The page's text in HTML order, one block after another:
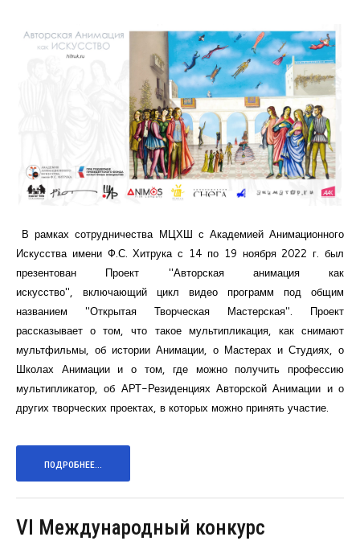
Доп. образование
Курсы повышения квалификации
Центр непрерывного образования
Творческий инкубатор
В рамках сотрудничества МЦХШ с Академией Анимационного
Искусства имени Ф.С. Хитрука с 14 по 19 ноября 2022 г. был
презентован Проект "Авторская анимация как
искусство", включающий цикл видео программ под общим
названием "Открытая Творческая Мастерская".
Проект
рассказывает о том, что такое мультипликация, как снимают
мультфильмы, об истории Анимации, о Мастерах и Студиях, о
Школах Анимации и о том, где можно получить профессию
мультипликатор, об АРТ-Резиденциях Авторской Анимации и о
других творческих проектах, в которых можно принять участие.
ПОДРОБНЕЕ...
VI Международный конкурс